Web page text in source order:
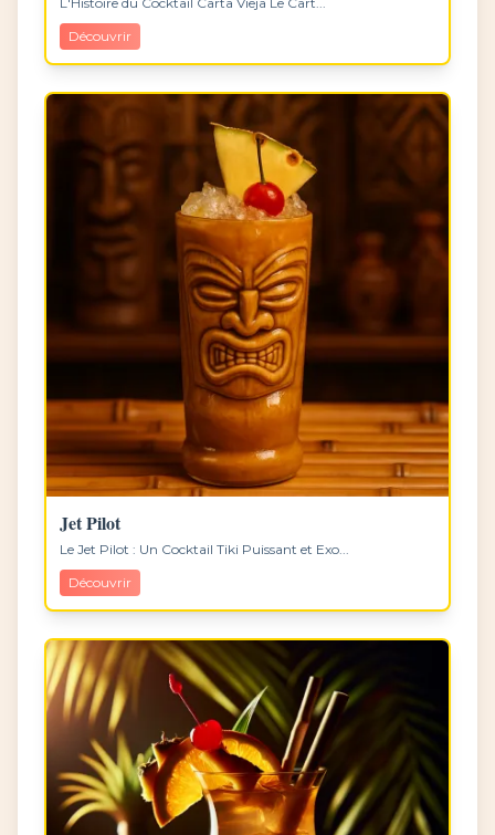
Découvrir
Jet Pilot
Le Jet Pilot : Un Cocktail Tiki Puissant et Exo...
Découvrir